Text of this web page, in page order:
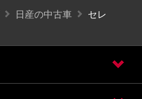
日産の中古車
セレ